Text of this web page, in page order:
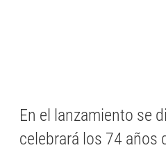
En el lanzamiento se
celebrará los 74 años